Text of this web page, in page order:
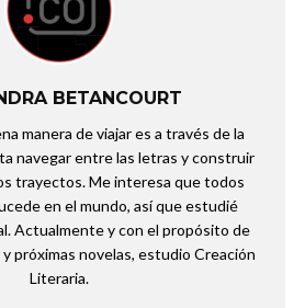
BETANCOURT
manera de viajar es a través de la
navegar entre las letras y construir
trayectos. Me interesa que todos
en el mundo, así que estudié
Actualmente y con el propósito de
próximas novelas, estudio Creación
Literaria.